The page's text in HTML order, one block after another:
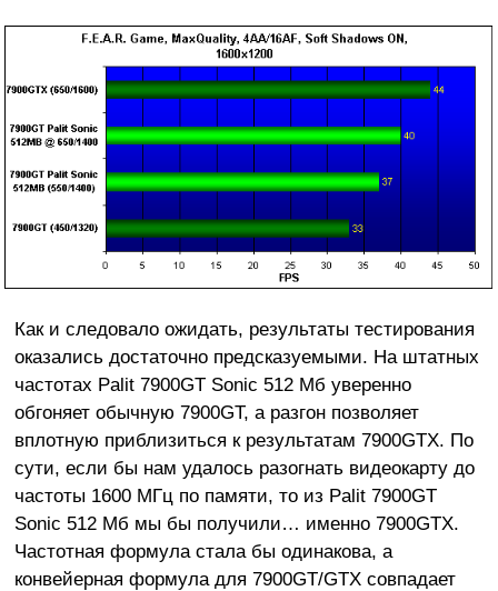
Как и следовало ожидать, результаты тестирования
оказались достаточно предсказуемыми. На штатных
частотах Palit 7900GT Sonic 512 Мб уверенно
обгоняет обычную 7900GT, а разгон позволяет
вплотную приблизиться к результатам 7900GTX. По
сути, если бы нам удалось разогнать видеокарту до
частоты 1600 МГц по памяти, то из Palit 7900GT
Sonic 512 Мб мы бы получили… именно 7900GTX.
Частотная формула стала бы одинакова, а
конвейерная формула для 7900GT/GTX совпадает